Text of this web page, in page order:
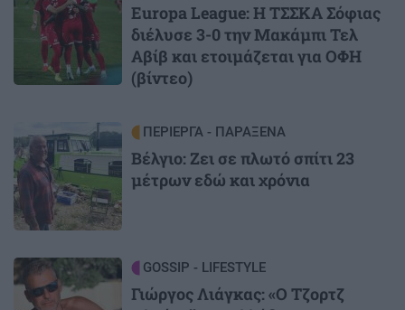
Europa League: Η ΤΣΣΚΑ Σόφιας
διέλυσε 3-0 την Μακάμπι Τελ
Αβίβ και ετοιμάζεται για ΟΦΗ
(βίντεο)
Image ΠΕΡΙΕΡΓΑ - ΠΑΡΑΞΕΝΑ
Βέλγιο: Ζει σε πλωτό σπίτι 23
μέτρων εδώ και χρόνια
Image GOSSIP - LIFESTYLE
Γιώργος Λιάγκας: «Ο Τζορτζ